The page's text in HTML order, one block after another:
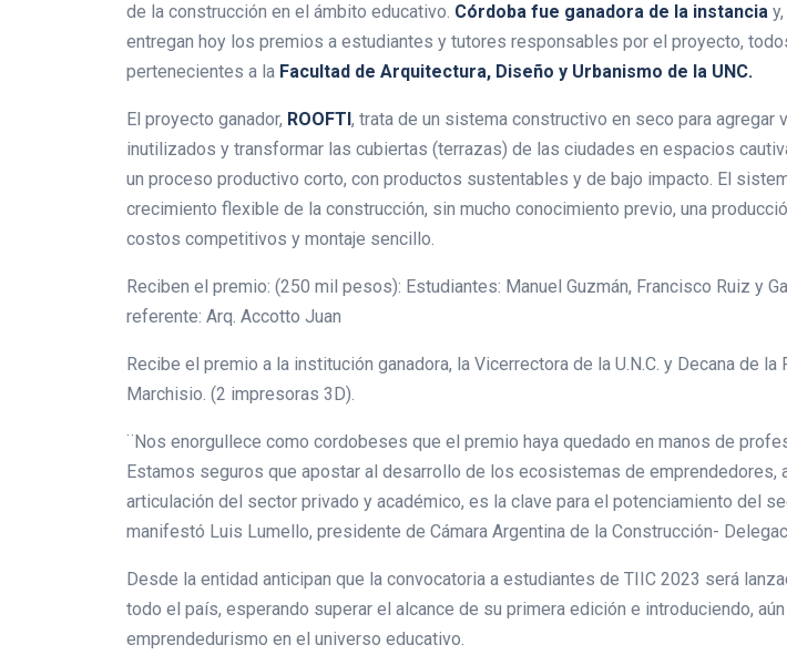
de la construcción en el ámbito educativo. Córdoba fue ganadora de la instancia
entregan hoy los premios a estudiantes y tutores responsables por el proyecto,
pertenecientes a la Facultad de Arquitectura, Diseño y Urbanismo de la UNC.
El proyecto ganador, ROOFTI, trata de un sistema constructivo en seco para agregar
inutilizados y transformar las cubiertas (terrazas) de las ciudades en espacios
un proceso productivo corto, con productos sustentables y de bajo impacto. El
crecimiento flexible de la construcción, sin mucho conocimiento previo, una
costos competitivos y montaje sencillo.
Reciben el premio: (250 mil pesos): Estudiantes: Manuel Guzmán, Francisco Ruiz y
referente: Arq. Accotto Juan
Recibe el premio a la institución ganadora, la Vicerrectora de la U.N.C. y Decana de la
Marchisio. (2 impresoras 3D).
¨Nos enorgullece como cordobeses que el premio haya quedado en manos de
Estamos seguros que apostar al desarrollo de los ecosistemas de emprendedores,
articulación del sector privado y académico, es la clave para el potenciamiento del
manifestó Luis Lumello, presidente de Cámara Argentina de la Construcción-
Desde la entidad anticipan que la convocatoria a estudiantes de TIIC 2023 será
todo el país, esperando superar el alcance de su primera edición e introduciendo,
emprendedurismo en el universo educativo.